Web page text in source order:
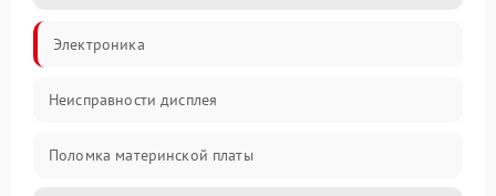
Электроника
Неисправности дисплея
Поломка материнской платы